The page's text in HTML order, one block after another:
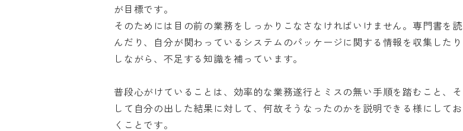
が目標です。
そのためには目の前の業務をしっかりこなさなければいけません。専門書を読
んだり、自分が関わっているシステムのパッケージに関する情報を収集したり
しながら、不足する知識を補っています。
普段心がけていることは、効率的な業務遂行とミスの無い手順を踏むこと、そ
して自分の出した結果に対して、何故そうなったのかを説明できる様にしてお
くことです。